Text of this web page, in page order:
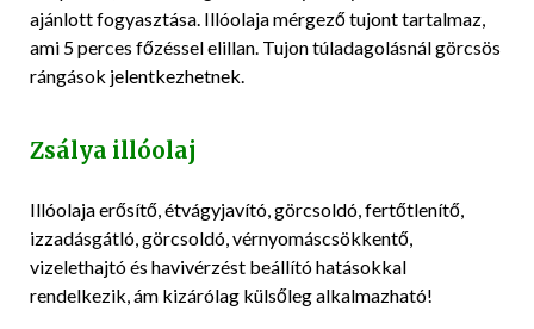
ajánlott fogyasztása. Illóolaja mérgező tujont tartalmaz,
ami 5 perces főzéssel elillan. Tujon túladagolásnál görcsös
rángások jelentkezhetnek.
Zsálya illóolaj
Illóolaja erősítő, étvágyjavító, görcsoldó, fertőtlenítő,
izzadásgátló, görcsoldó, vérnyomáscsökkentő,
vizelethajtó és havivérzést beállító hatásokkal
rendelkezik, ám kizárólag külsőleg alkalmazható!